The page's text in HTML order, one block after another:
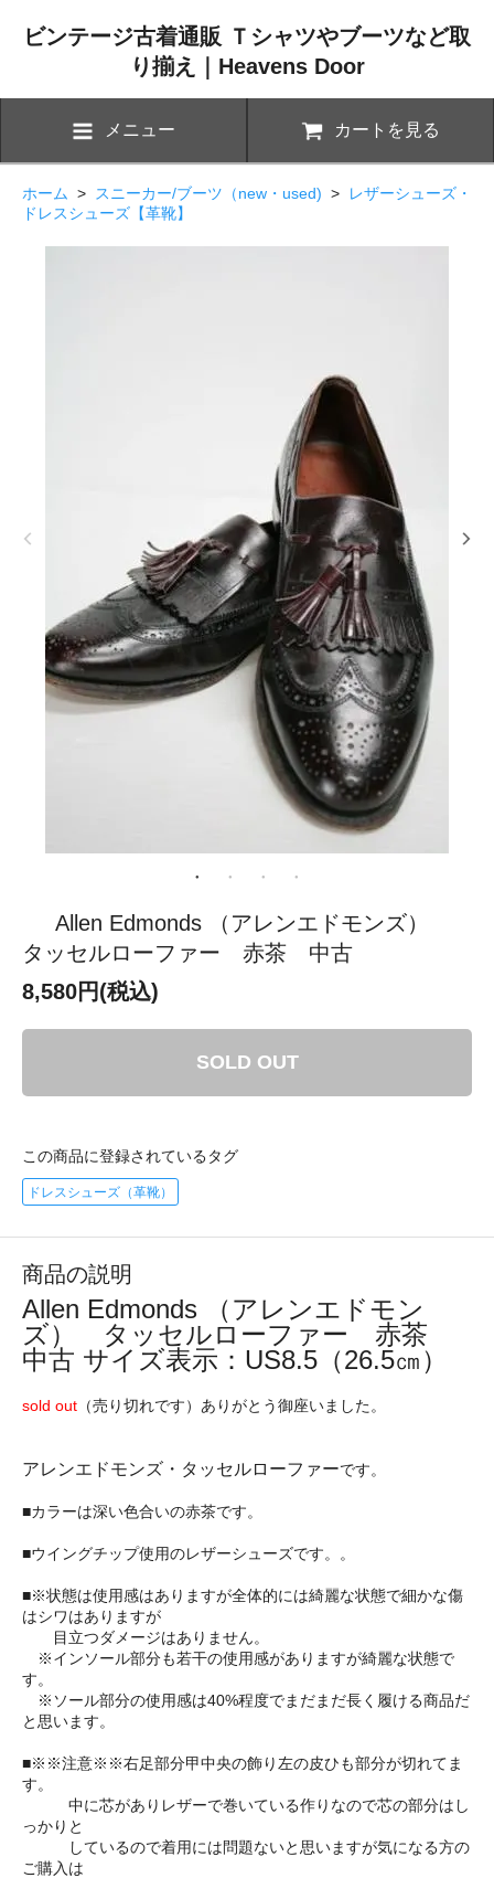
ビンテージ古着通販 Ｔシャツやブーツなど取
り揃え｜Heavens Door
メニュー カートを見る
ホーム > スニーカー/ブーツ（new・used) >
レザーシューズ・
ドレスシューズ【革靴】
Allen Edmonds （アレンエドモンズ）
タッセルローファー 赤茶 中古
8,580円(税込)
SOLD OUT
この商品に登録されているタグ
ドレスシューズ（革靴）
商品の説明
Allen Edmonds （アレンエドモン
ズ） タッセルローファー 赤茶
中古 サイズ表示：US8.5（26.5㎝）
sold out （売り切れです）ありがとう御座いました。
アレンエドモンズ・タッセルローファーです。
■カラーは深い色合いの赤茶です。
■ウイングチップ使用のレザーシューズです。。
■※状態は使用感はありますが全体的には綺麗な状態で細かな傷
はシワはありますが
目立つダメージはありません。
※インソール部分も若干の使用感がありますが綺麗な状態で
す。
※ソール部分の使用感は40%程度でまだまだ長く履ける商品だ
と思います。
■※※注意※※右足部分甲中央の飾り左の皮ひも部分が切れてま
す。
中に芯がありレザーで巻いている作りなので芯の部分はし
っかりと
しているので着用には問題ないと思いますが気になる方の
ご購入は